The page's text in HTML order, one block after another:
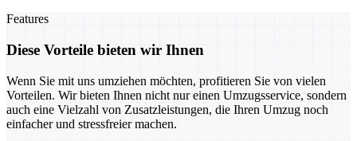
Features
Diese Vorteile bieten wir Ihnen
Wenn Sie mit uns umziehen möchten, profitieren Sie von vielen
Vorteilen. Wir bieten Ihnen nicht nur einen Umzugsservice, sondern
auch eine Vielzahl von Zusatzleistungen, die Ihren Umzug noch
einfacher und stressfreier machen.